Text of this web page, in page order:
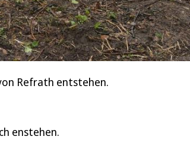
Refrath entstehen.
enstehen.